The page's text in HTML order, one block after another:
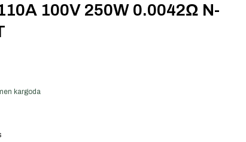
100V 250W 0.0042Ω N-
kargoda